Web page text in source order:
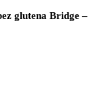
glutena Bridge –